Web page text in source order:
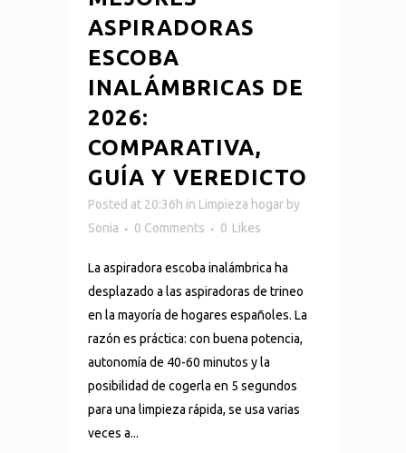
ASPIRADORAS
ESCOBA
INALÁMBRICAS DE
2026:
COMPARATIVA,
GUÍA Y VEREDICTO
Posted at 20:36h in Limpieza hogar by
Sonia
0 Comments 0 Likes
La aspiradora escoba inalámbrica ha
desplazado a las aspiradoras de trineo
en la mayoría de hogares españoles. La
razón es práctica: con buena potencia,
autonomía de 40-60 minutos y la
posibilidad de cogerla en 5 segundos
para una limpieza rápida, se usa varias
veces a...